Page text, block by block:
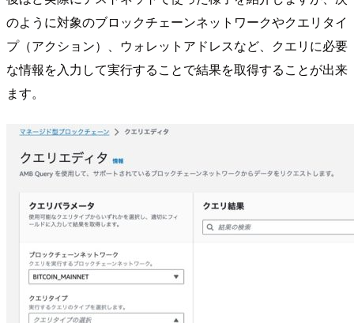
のように対象のブロックチェーンネットワークやクエリタイ
プ（アクション）、ウォレットアドレスなど、クエリに必要
な情報を入力して実行することで結果を取得することが出来
ます。